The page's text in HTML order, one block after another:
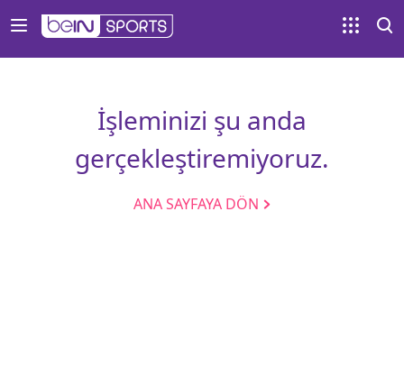
İşleminizi şu anda
gerçekleştiremiyoruz.
ANA SAYFAYA DÖN